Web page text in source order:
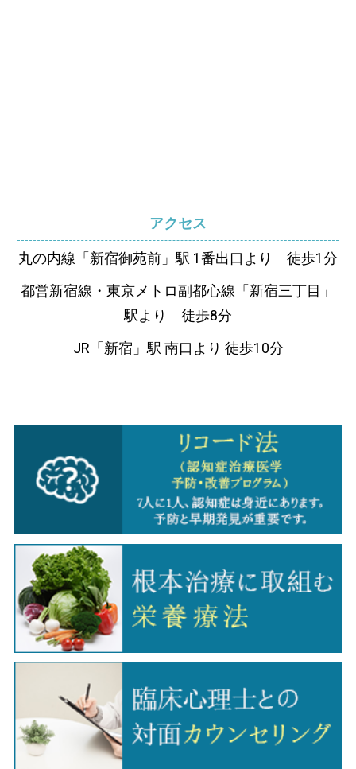
アクセス
丸の内線「新宿御苑前」駅 1番出口より 徒歩1分
都営新宿線・東京メトロ副都心線「新宿三丁目」
駅より 徒歩8分
JR「新宿」駅 南口より 徒歩10分